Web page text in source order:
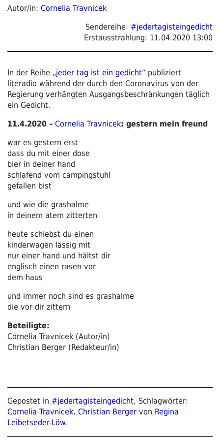
Autor/in: Cornelia Travnicek
Sendereihe: #jedertagisteingedicht
Erstausstrahlung: 11.04.2020 13:00
In der Reihe „jeder tag ist ein gedicht“ publiziert
literadio während der durch den Coronavirus von der
Regierung verhängten Ausgangsbeschränkungen täglich
ein Gedicht.
11.4.2020 – Cornelia Travnicek: gestern mein freund
war es gestern erst
dass du mit einer dose
bier in deiner hand
schlafend vom campingstuhl
gefallen bist
und wie die grashalme
in deinem atem zitterten
heute schiebst du einen
kinderwagen lässig mit
nur einer hand und hältst dir
englisch einen rasen vor
dem haus
und immer noch sind es grashalme
die vor dir zittern
Beteiligte:
Cornelia Travnicek (Autor/in)
Christian Berger (Redakteur/in)
Gepostet in #jedertagisteingedicht, Schlagwörter:
Cornelia Travnicek, Christian Berger von Regina
Leibetseder-Löw.